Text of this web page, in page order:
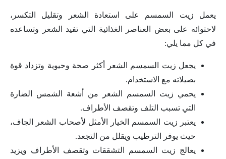
يعمل زيت السمسم على استعادة الشعر وتقليل التكسر،
لاحتوائه على بعض العناصر الغذائية التي تفيد الشعر وتساعده
في كل مما يلي:
يجعل زيت السمسم الشعر أكثر صحة وحيوية وتزداد قوة
بصيلاته مع الاستخدام.
يحمي زيت السمسم الشعر من أشعة الشمس الضارة
التي تسبب التلف وتقصف الأطراف.
يعتبر زيت السمسم الخيار الأمثل لأصحاب الشعر الجاف،
حيث يوفر الترطيب ويقلل من التجعد.
يعالج زيت السمسم التشققات وتقصف الأطراف ويزيد